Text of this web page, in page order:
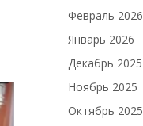
Февраль 2026
Январь 2026
Декабрь 2025
Ноябрь 2025
Октябрь 2025